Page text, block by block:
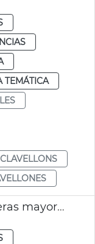
TEMÁTICA
CLAVELLONS
Adjudicación espolines falleras mayores València 2027 y 2028